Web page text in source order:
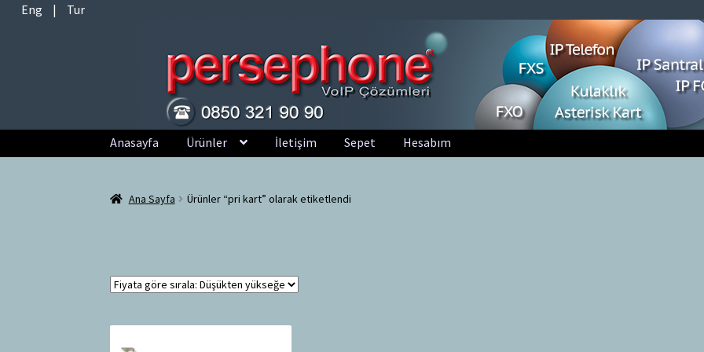
Eng | Tur
Dolaşıma
geç
İçeriğe
geç
Anasayfa Ürünler İletişim Sepet Hesabım
Ana Sayfa Ürünler “pri kart” olarak etiketlendi